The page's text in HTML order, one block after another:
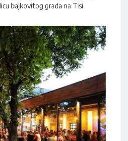
bajkovitog grada na Tisi.